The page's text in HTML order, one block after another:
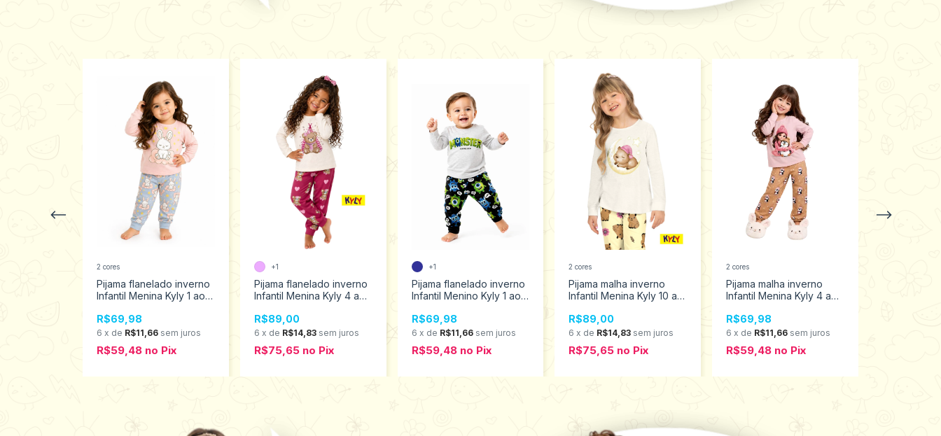
Pijama flanelado inverno
Infantil Menina Kyly 1 ao 3
R$69,98
6 x de R$11,66 sem juros
R$59,48 no Pix
2 cores
Pijama flanelado inverno
Infantil Menina Kyly 4 ao
R$89,00
6 x de R$14,83 sem juros
R$75,65 no Pix
+1
Pijama flanelado inverno
Infantil Menino Kyly 1 ao 3
R$69,98
6 x de R$11,66 sem juros
R$59,48 no Pix
+1
Pijama malha inverno
Infantil Menina Kyly 10 ao
R$89,00
6 x de R$14,83 sem juros
R$75,65 no Pix
2 cores
Pijama malha inverno
Infantil Menina Kyly 4 ao
R$69,98
6 x de R$11,66 sem juros
R$59,48 no Pix
2 cores